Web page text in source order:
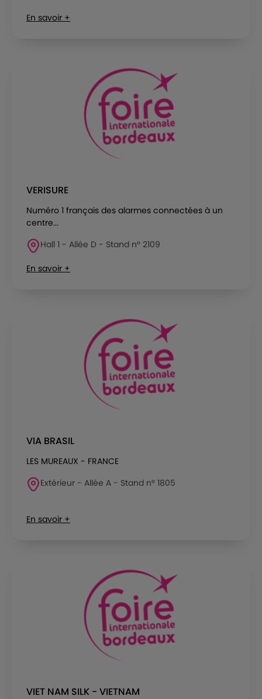
En savoir +
VERISURE
Numéro 1 français des alarmes connectées à un
centre...
Hall 1 - Allée D - Stand n° 2109
En savoir +
VIA BRASIL
LES MUREAUX - FRANCE
Extérieur - Allée A - Stand n° 1805
En savoir +
VIET NAM SILK - VIETNAM